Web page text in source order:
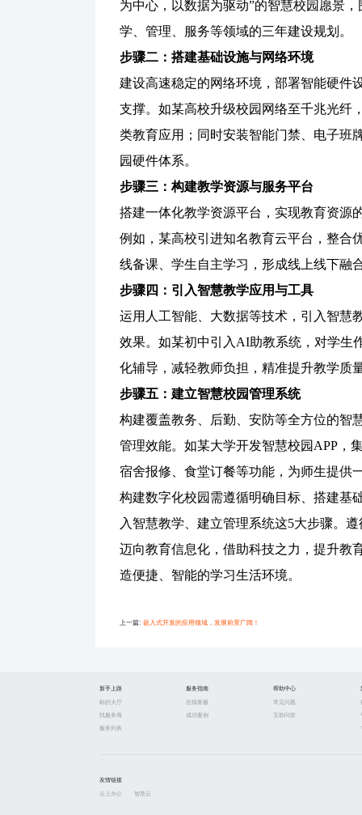
为中心，以数据为驱动”的智慧校园愿景
学、管理、服务等领域的三年建设规划。
步骤二：搭建基础设施与网络环境
建设高速稳定的网络环境，部署智能硬件
支撑。如某高校升级校园网络至千兆光纤
类教育应用；同时安装智能门禁、电子班
园硬件体系。
步骤三：构建教学资源与服务平台
搭建一体化教学资源平台，实现教育资源
例如，某高校引进知名教育云平台，整合
线备课、学生自主学习，形成线上线下融
步骤四：引入智慧教学应用与工具
运用人工智能、大数据等技术，引入智慧
效果。如某初中引入 AI助教系统，对学生
化辅导，减轻教师负担，精准提升教学质
步骤五：建立智慧校园管理系统
构建覆盖教务、后勤、安防等全方位的智
管理效能。如某大学开发智慧校园 APP，
宿舍报修、食堂订餐等功能，为师生提供
构建数字化校园需遵循明确目标、搭建基
入智慧教学、建立管理系统这5大步骤。
迈向教育信息化，借助科技之力，提升教
造便捷、智能的学习生活环境。
上一篇: 嵌入式开发的应用领域，发展前景广阔！
新手上路
标的大厅
找服务商
服务列表
服务指南
在线客服
成功案例
帮助中心
常见问题
互助问答
友情链接
云上办公
智慧云